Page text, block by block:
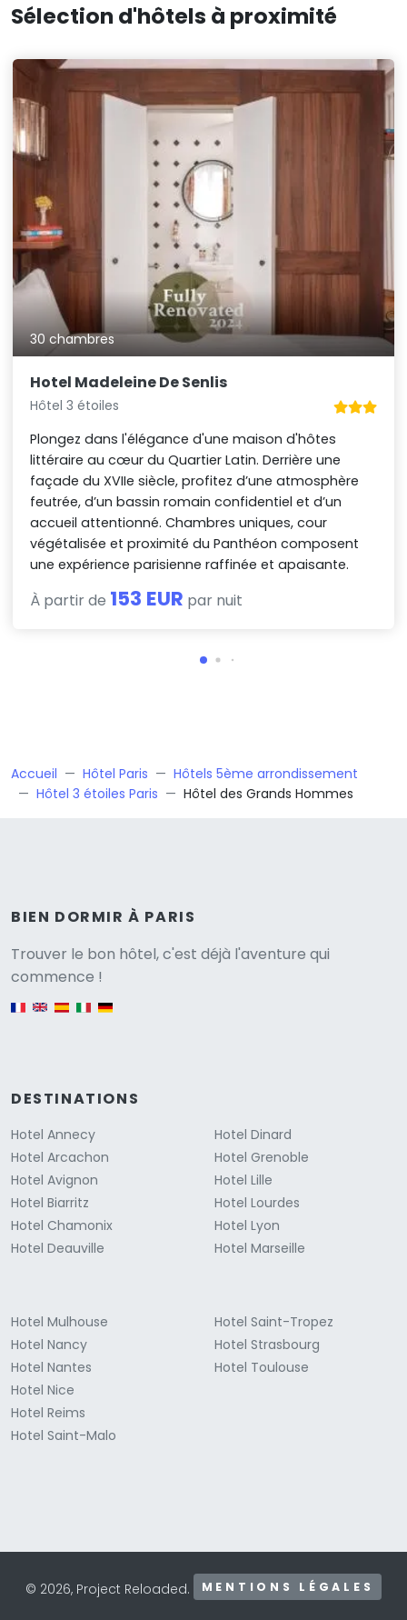
Sélection d'hôtels à proximité
30 chambres
Hotel Madeleine De Senlis
Hôtel 3 étoiles
Plongez dans l'élégance d'une maison d'hôtes
littéraire au cœur du Quartier Latin. Derrière une
façade du XVIIe siècle, profitez d’une atmosphère
feutrée, d’un bassin romain confidentiel et d’un
accueil attentionné. Chambres uniques, cour
végétalisée et proximité du Panthéon composent
une expérience parisienne raffinée et apaisante.
À partir de 153 EUR par nuit
Accueil Hôtel Paris
Hôtels 5ème arrondissement
Hôtel 3 étoiles Paris
Hôtel des Grands Hommes
BIEN DORMIR À PARIS
Trouver le bon hôtel, c'est déjà l'aventure qui
commence !
English version
DESTINATIONS
Hotel Annecy
Hotel Arcachon
Hotel Avignon
Hotel Biarritz
Hotel Chamonix
Hotel Deauville
Hotel Dinard
Hotel Grenoble
Hotel Lille
Hotel Lourdes
Hotel Lyon
Hotel Marseille
Hotel Mulhouse
Hotel Nancy
Hotel Nantes
Hotel Nice
Hotel Reims
Hotel Saint-Malo
Hotel Saint-Tropez
Hotel Strasbourg
Hotel Toulouse
© 2026, Project Reloaded. MENTIONS LÉGALES